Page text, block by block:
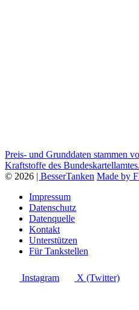
Preis- und Grunddaten stammen
Kraftstoffe des Bundeskartellamtes.
© 2026 | BesserTanken Made by
Impressum
Datenschutz
Datenquelle
Kontakt
Unterstützen
Für Tankstellen
Instagram X (Twitter)